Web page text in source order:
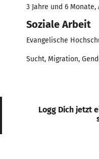
3 Jahre und 6 Monate,
Soziale Arbeit
Evangelische
Sucht, Migration,
Logg Dich jetzt